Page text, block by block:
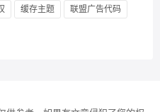
缓存主题 联盟广告代码